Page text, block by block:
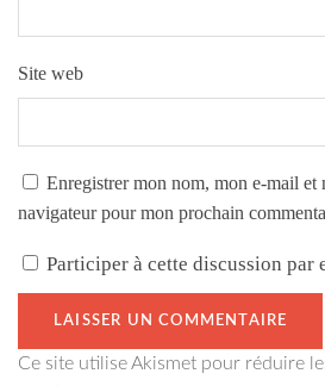
Site web
Enregistrer mon nom, mon e-mail et
navigateur pour mon prochain
Participer à cette discussion par
Ce site utilise Akismet pour réduire